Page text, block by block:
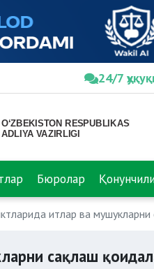
24/7
Бюролар
итлар ва
сақлаш